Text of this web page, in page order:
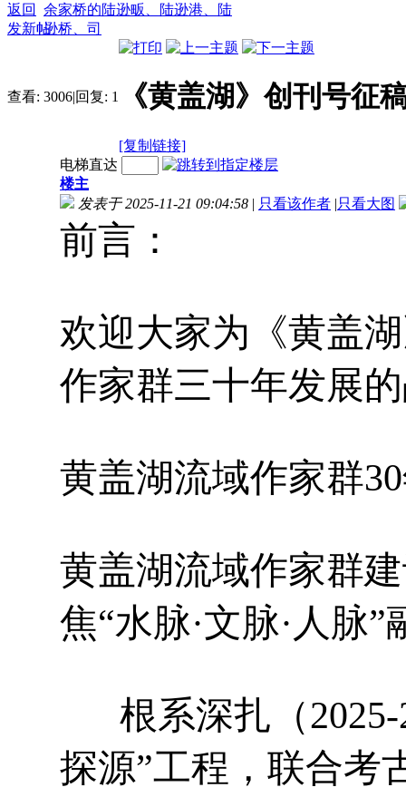
余家桥的陆逊畈、陆逊港、陆
逊桥、司
返回
发新帖
查看: 3006|回复: 1 《黄盖湖》创刊号征
[复制链接]
电梯直达
楼主
发表于 2025-11-21 09:04:58 | 只看该作者 |只看大图
前言：
欢迎大家为《黄盖
作家群三十年发展
黄盖湖流域作家群
黄盖湖流域作家群
焦“水脉·文脉·人脉”
根系深扎（2025-
探源”工程，联合考